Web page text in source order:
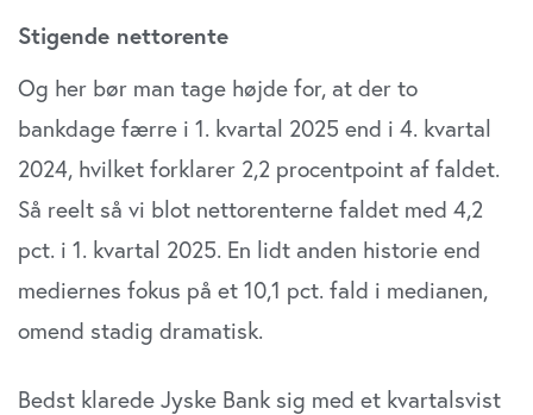
Stigende nettorente
Og her bør man tage højde for, at der to
bankdage færre i 1. kvartal 2025 end i 4. kvartal
2024, hvilket forklarer 2,2 procentpoint af faldet.
Så reelt så vi blot nettorenterne faldet med 4,2
pct. i 1. kvartal 2025. En lidt anden historie end
mediernes fokus på et 10,1 pct. fald i medianen,
omend stadig dramatisk.
Bedst klarede Jyske Bank sig med et kvartalsvist